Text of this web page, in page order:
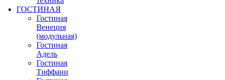
ГОСТИНАЯ
Гостиная
Венеция
(модульная)
Гостиная
Адель
Гостиная
Тиффани